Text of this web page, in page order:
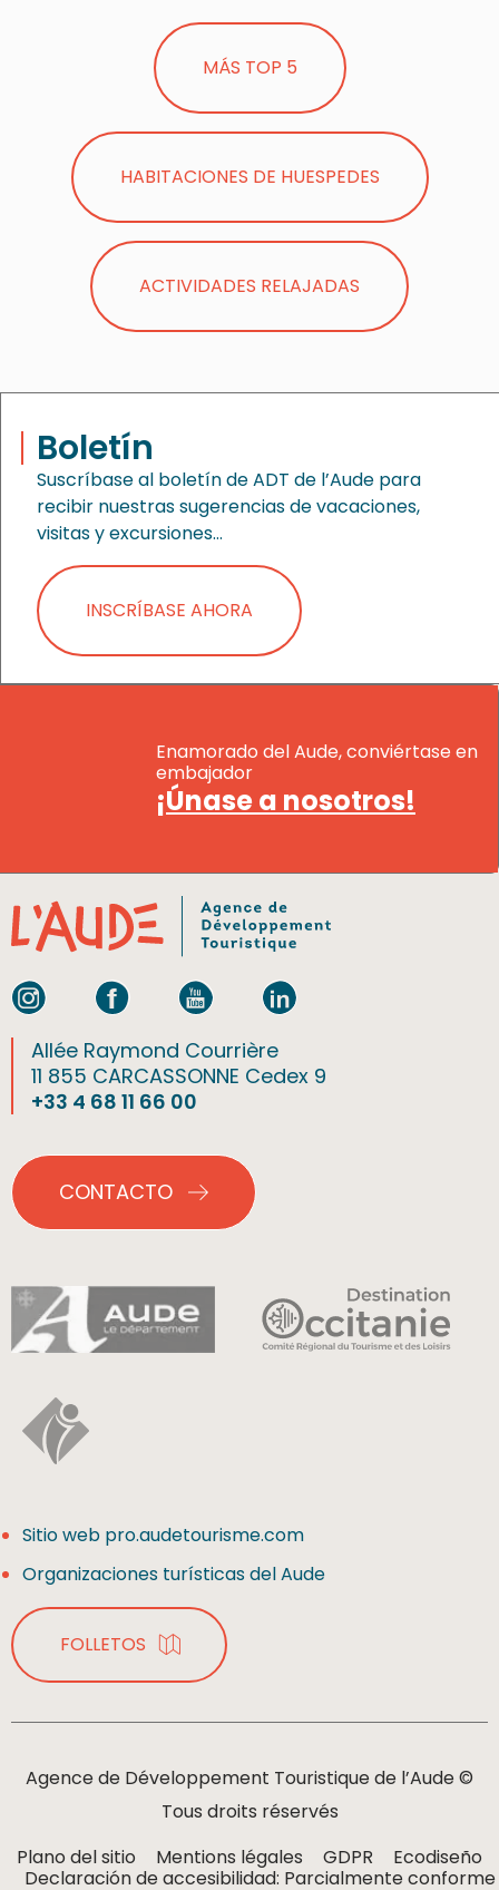
MÁS TOP 5
HABITACIONES DE HUESPEDES
ACTIVIDADES RELAJADAS
Boletín
Suscríbase al boletín de ADT de l’Aude para
recibir nuestras sugerencias de vacaciones,
visitas y excursiones…
INSCRÍBASE AHORA
Enamorado del Aude, conviértase en
embajador
¡Únase a nosotros!
Allée Raymond Courrière
11 855 CARCASSONNE Cedex 9
+33 4 68 11 66 00
CONTACTO
Sitio web pro.audetourisme.com
Organizaciones turísticas del Aude
FOLLETOS
Agence de Développement Touristique de l’Aude ©
Tous droits réservés
Plano del sitio
Mentions légales GDPR
Ecodiseño
Declaración de accesibilidad: Parcialmente conforme